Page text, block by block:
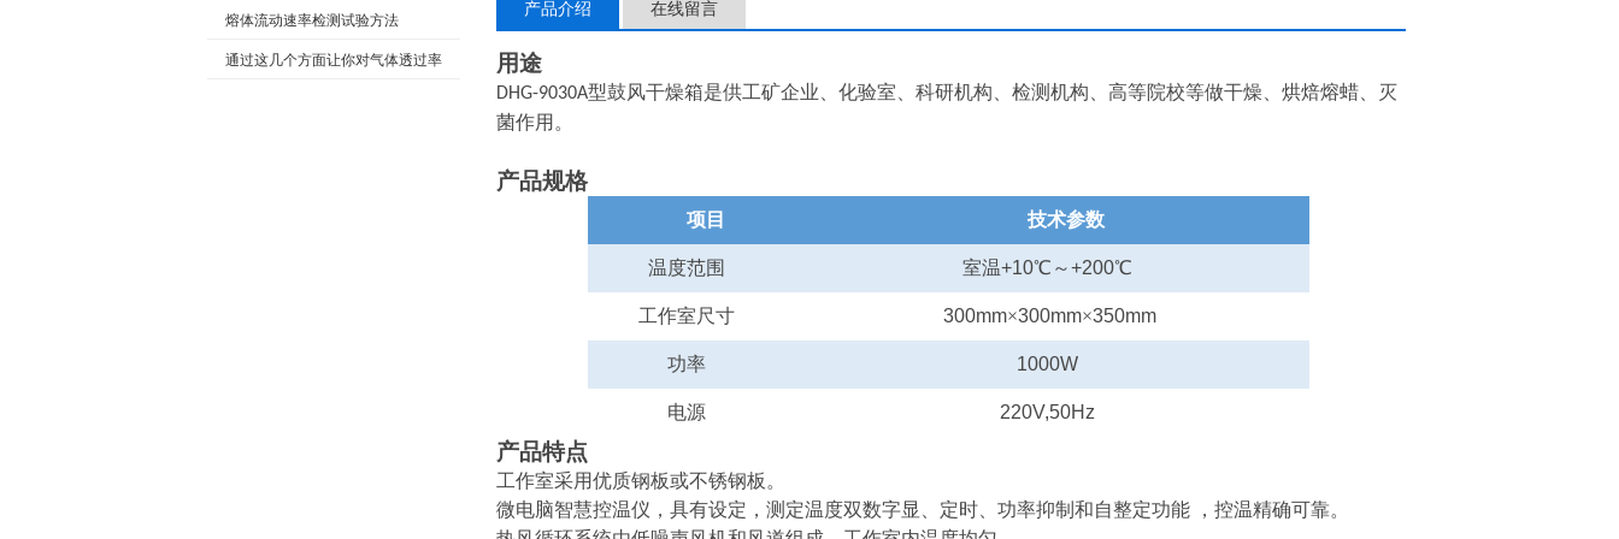
中的应用
熔体流动速率检测试验方法
通过这几个方面让你对气体透过率
产品介绍 在线留言
用途
DHG-9030A型鼓风干燥箱是供工矿企业、化验室、科研机构、检测机构、高等院校等做干燥、烘焙熔蜡、灭
菌作用 。
产品规格
项目 技术参数
温度范围 室温+10℃～+200℃
工作室尺寸 300mm×300mm×350mm
功率 1000W
电源 220V,50Hz
产品特点
工作室采用优质钢板或不锈钢板。
微电脑智慧控温仪，具有设定，测定温度双数字显、定时、功率抑制和自整定功能 ，控温精确可靠。